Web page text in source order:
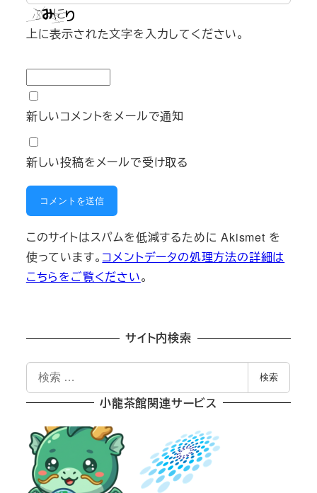
上に表示された文字を入力してください。
新しいコメントをメールで通知
新しい投稿をメールで受け取る
このサイトはスパムを低減するために Akismet を
使っています。 コメントデータの処理方法の詳細は
こちらをご覧ください。
サイト内検索
検
索
検索
小龍茶館関連サービス